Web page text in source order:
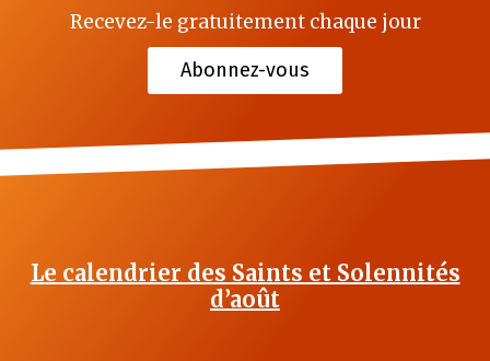
Recevez-le gratuitement chaque jour
Abonnez-vous
Le calendrier des Saints et Solennités
d’août